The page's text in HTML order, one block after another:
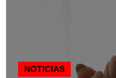
NOTICIAS